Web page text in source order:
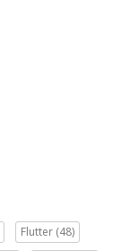
Flutter (48)